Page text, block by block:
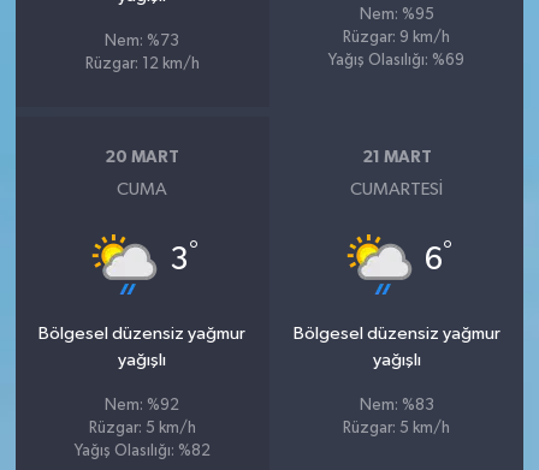
Nem: %73
Rüzgar: 12 km/h
Nem: %95
Rüzgar: 9 km/h
Yağış Olasılığı: %69
20 MART
CUMA
3°
Bölgesel düzensiz yağmur
yağışlı
Nem: %92
Rüzgar: 5 km/h
Yağış Olasılığı: %82
21 MART
CUMARTESI
6°
Bölgesel düzensiz yağmur
yağışlı
Nem: %83
Rüzgar: 5 km/h